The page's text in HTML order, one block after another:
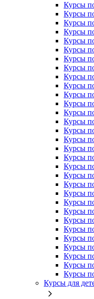
Курсы
Курсы
Курсы
Курсы
Курсы
Курсы
Курсы
Курсы
Курсы
Курсы
Курсы
Курсы
Курсы
Курсы
Курсы
Курсы
Курсы
Курсы
Курсы
Курсы
Курсы
Курсы
Курсы
Курсы
Курсы
Курсы
Курсы
Курсы
Курсы
Курсы
Курсы
Курсы для